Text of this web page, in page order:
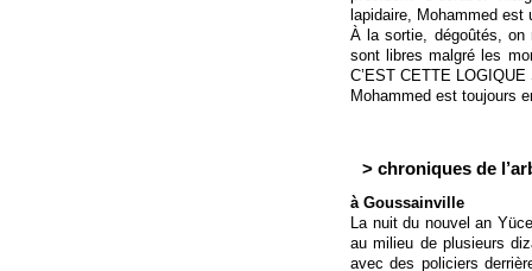
lapidaire, Mohammed est
À la sortie, dégoûtés, on
sont libres malgré les
C’EST CETTE
Mohammed est toujours
> chroniques de
à Goussainville
La nuit du nouvel an
au milieu de plusieurs
avec des policiers